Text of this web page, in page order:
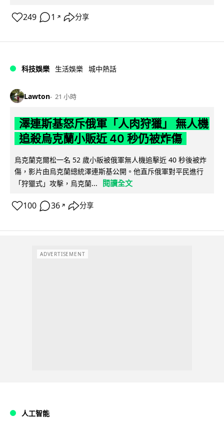
249 1 ↗ 分享
科技娛樂 生活娛樂 城中熱話
Lawton 21 小時
澤連斯基怒斥俄軍「人肉狩獵」 無人機
追殺烏克蘭小販近 40 秒仍被炸傷
烏克蘭克爾松一名 52 歲小販被俄軍無人機追擊近 40 秒後被炸
傷，影片由烏克蘭總統澤連斯基公開。他直斥俄軍對平民進行
「狩獵式」攻擊，烏克蘭...
閱讀全文
100 36 ↗ 分享
ADVERTISEMENT
人工智能